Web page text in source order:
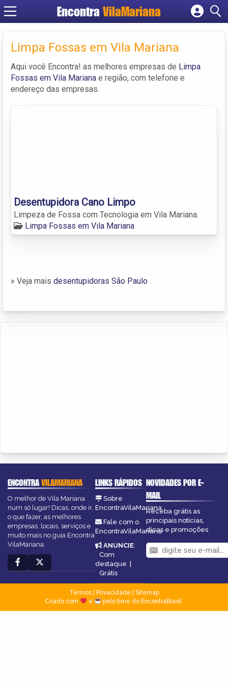
EncontraVilaMariana
Cadastrar empresa
Criar conta
Limpa Fossas em Vila Mariana
Aqui você Encontra! as melhores empresas de Limpa
Fossas em Vila Mariana e região, com telefone e
endereço das empresas.
Desentupidora Cano Limpo
Limpeza de Fossa com Tecnologia em Vila Mariana.
Limpa Fossas em Vila Mariana
» Veja mais desentupidoras São Paulo
ENCONTRAVILAMARIANA
O melhor de Vila Mariana
num só lugar! Dicas, onde ir,
o que fazer, as melhores
empresas, locais, serviços e
muito mais no guia Encontra
VilaMariana.
LINKS RÁPIDOS
Sobre
EncontraVilaMariana
Fale com o
EncontraVilaMariana
ANUNCIE:
Com
destaque |
Grátis
NOVIDADES POR E-
MAIL
Receba grátis as
principais notícias,
dicas e promoções
Termos| Privacidade
Sitemap
Criado com
e pelo time do EncontraBrasil